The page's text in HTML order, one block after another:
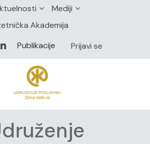
Mediji
Akademija
Publikacije
Prijavi se